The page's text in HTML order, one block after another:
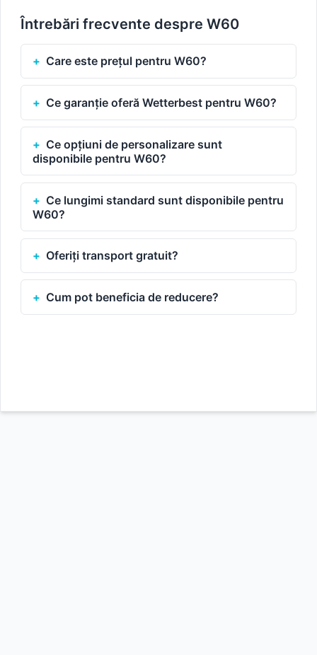
Întrebări frecvente despre W60
Care este prețul pentru W60?
Ce garanție oferă Wetterbest pentru W60?
Ce opțiuni de personalizare sunt
disponibile pentru W60?
Ce lungimi standard sunt disponibile pentru
W60?
Oferiți transport gratuit?
Cum pot beneficia de reducere?